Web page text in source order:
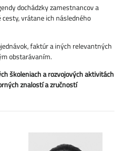
dochádzky zamestnancov a
vrátane ich následného
faktúr a iných relevantných
obstarávaním.
školeniach a rozvojových aktivitách
znalostí a zručností